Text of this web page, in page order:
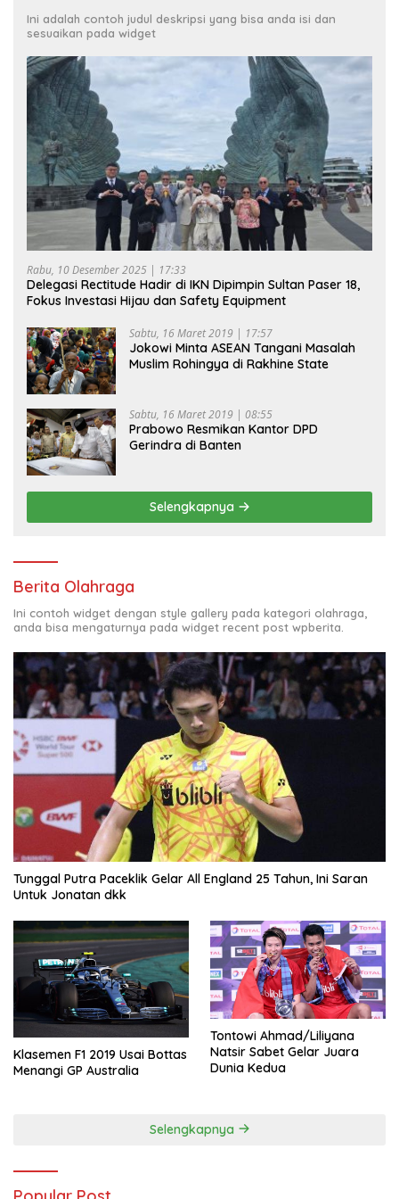
Ini adalah contoh judul deskripsi yang bisa anda isi dan
sesuaikan pada widget
Rabu, 10 Desember 2025 | 17:33
Delegasi Rectitude Hadir di IKN Dipimpin Sultan Paser 18,
Fokus Investasi Hijau dan Safety Equipment
Sabtu, 16 Maret 2019 | 17:57
Jokowi Minta ASEAN Tangani Masalah
Muslim Rohingya di Rakhine State
Sabtu, 16 Maret 2019 | 08:55
Prabowo Resmikan Kantor DPD
Gerindra di Banten
Selengkapnya
Berita Olahraga
Ini contoh widget dengan style gallery pada kategori olahraga,
anda bisa mengaturnya pada widget recent post wpberita.
Tunggal Putra Paceklik Gelar All England 25 Tahun, Ini Saran
Untuk Jonatan dkk
Klasemen F1 2019 Usai Bottas
Menangi GP Australia
Tontowi Ahmad/Liliyana
Natsir Sabet Gelar Juara
Dunia Kedua
Selengkapnya